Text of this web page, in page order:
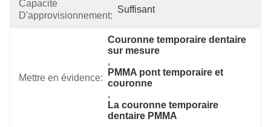
Capacité
D'approvisionnement:
Suffisant
Mettre en évidence:
Couronne temporaire dentaire
sur mesure
,
PMMA pont temporaire et
couronne
,
La couronne temporaire
dentaire PMMA